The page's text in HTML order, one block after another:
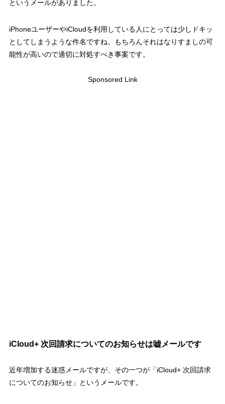
というメールがありました。
iPhoneユーザーやiCloudを利用している人にとっては少しドキッ
としてしまうような件名ですね。もちろんそれはなりすましの可
能性が高いので適切に対処すべき事案です。
Sponsored Link
iCloud+ 次回請求についてのお知らせは嘘メールです
近年増加する迷惑メールですが、その一つが「iCloud+ 次回請求
についてのお知らせ」というメールです。